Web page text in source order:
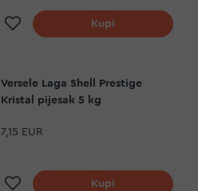
Dodaj na listu želja
Kupi
Versele Laga Shell Prestige
Kristal pijesak 5 kg
7,15 EUR
Dodaj na listu želja
Kupi